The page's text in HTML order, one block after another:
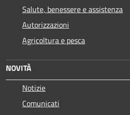
Salute, benessere e assistenza
Autorizzazioni
Agricoltura e pesca
NOVITÀ
Notizie
Comunicati